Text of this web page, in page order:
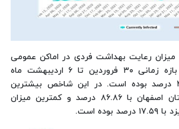
میزان رعایت بهداشت فردی در اماکن عمومی
استان‌های کشور در بازه زمانی ۳۰ فروردین تا ۶ اردیبهشت ماه
۱۴۰۲، بالغ بر ۴۲.۵۴ درصد بوده است. در این شاخص بیشترین
میزان رعایت در استان اصفهان با ۸۶.۸۶ درصد و کمترین میزان
است.